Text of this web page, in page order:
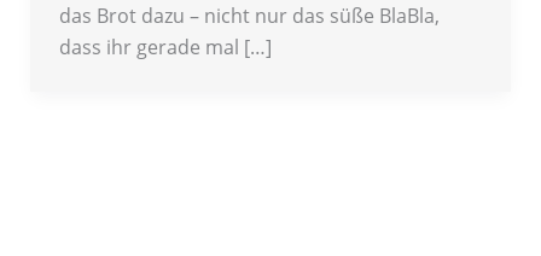
das Brot dazu – nicht nur das süße BlaBla,
dass ihr gerade mal […]